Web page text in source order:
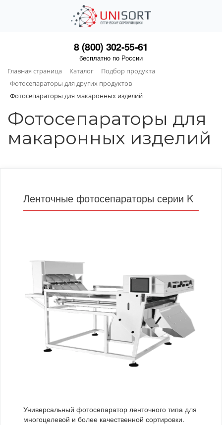
8 (800) 302-55-61
бесплатно по России
Главная страница Каталог
Подбор продукта
Фотосепараторы для других продуктов
Фотосепараторы для макаронных изделий
Фотосепараторы для
макаронных изделий
Ленточные фотосепараторы серии K
Универсальный фотосепаратор ленточного типа для
многоцелевой и более качественной сортировки.